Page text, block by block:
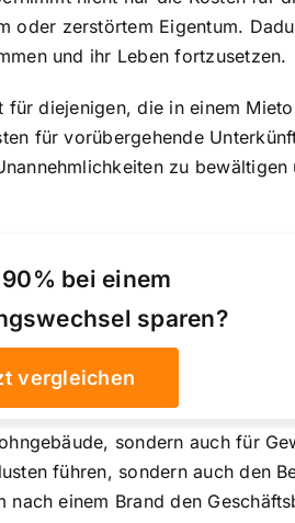
zerstörtem Eigentum.
und ihr Leben fortzusetzen.
diejenigen, die in einem
für vorübergehende
zu
bei einem
sparen?
vergleichen
sondern auch für
führen, sondern auchden
einem Brand den